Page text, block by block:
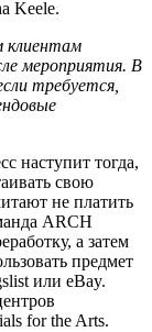
Keele.
клиентам
мероприятия. В
требуется,
наступит тогда,
свою
не платить
ARCH
а затем
предмет
или eBay.
for the Arts.